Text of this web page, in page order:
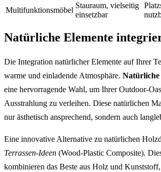
Multifunktionsmöbel
Stauraum, vielseitig
einsetzbar
Natürliche Elemente
Die Integration natürlicher Elemente auf Ihrer
warme und einladende Atmosphäre. Natürliche
eine hervorragende Wahl, um Ihrer Outdoor-
Ausstrahlung zu verleihen. Diese natürlichen
nur ästhetisch ansprechend, sondern auch
Eine innovative Alternative zu natürlichen
Terrassen-Ideen (Wood-Plastic Composite).
kombinieren das Beste aus Holz und